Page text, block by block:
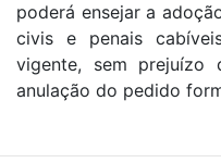
poderá ensejar a
civis e penais
vigente, sem prejuízo
anulação do pedido